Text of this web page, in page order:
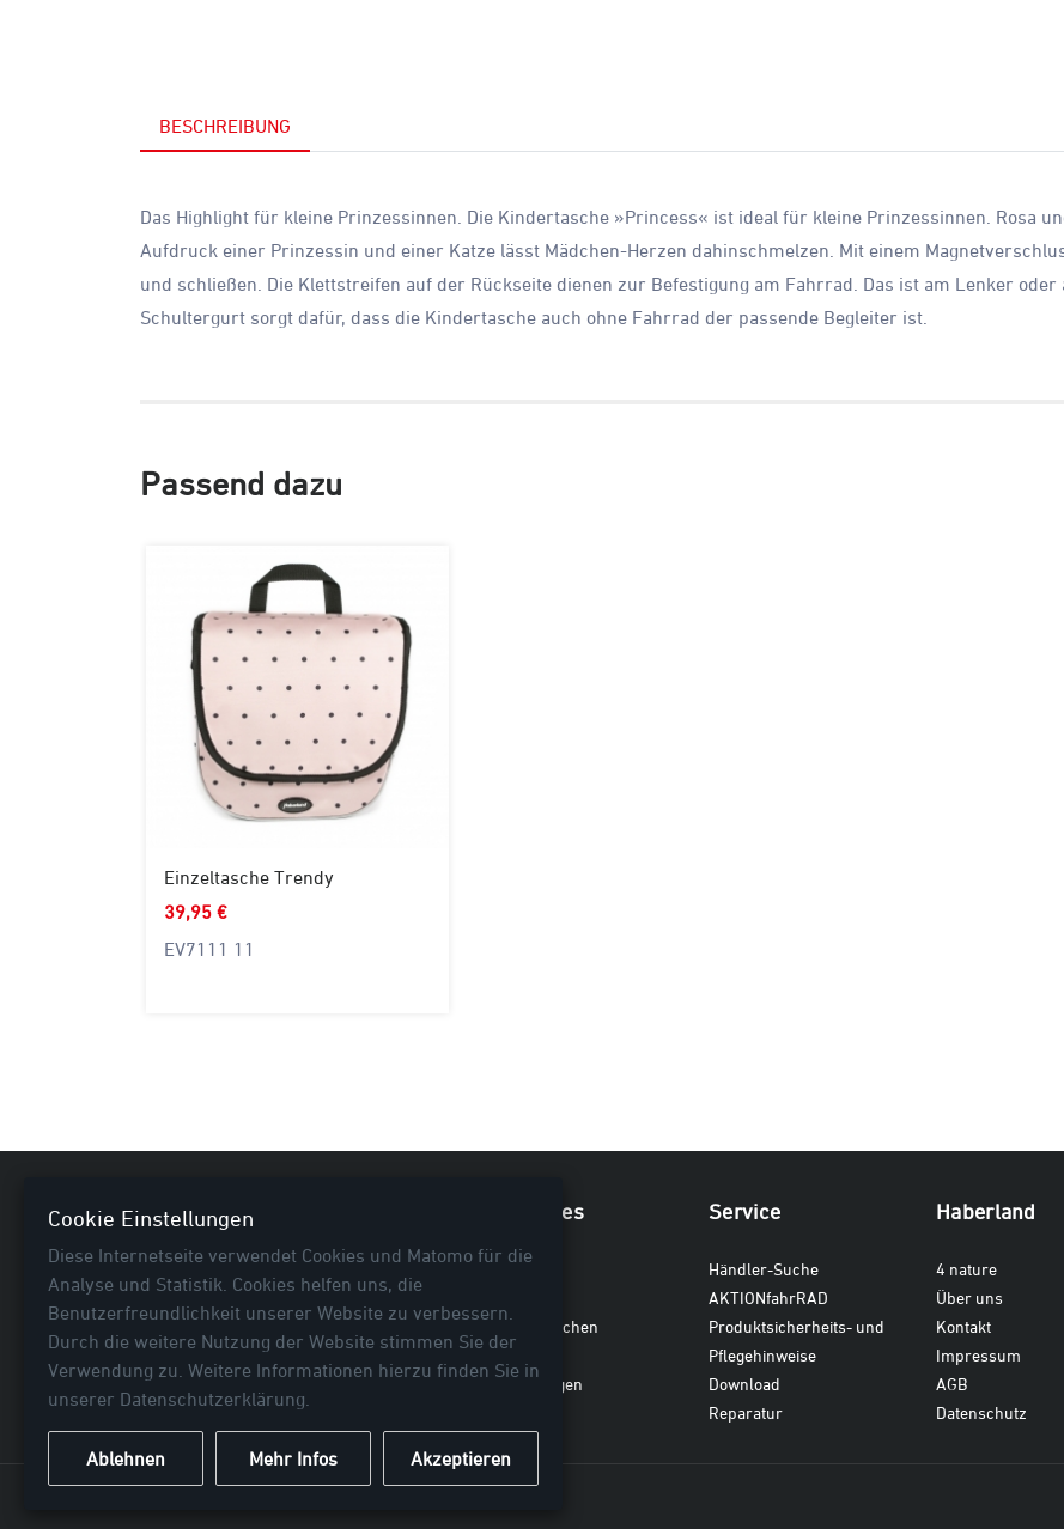
BESCHREIBUNG
Das Highlight für kleine Prinzessinnen. Die Kindertasche »Princess« ist ideal für kleine Prinzessinnen. Rosa
Aufdruck einer Prinzessin und einer Katze lässt Mädchen-Herzen dahinschmelzen. Mit einem
und schließen. Die Klettstreifen auf der Rückseite dienen zur Befestigung am Fahrrad. Das ist am Lenker
Schultergurt sorgt dafür, dass die Kindertasche auch ohne Fahrrad der passende Begleiter ist.
Passend dazu
Einzeltasche Trendy
39,95 €
EV7111 11
... mehr als Fahrradtaschen!
Nützliches
Neuheiten
Fahrradtaschen
Rubriken
Befestigungen
Service
Händler-Suche
AKTIONfahrRAD
Produktsicherheits- und
Pflegehinweise
Download
Reparatur
Haberland
4 nature
Über uns
Kontakt
Impressum
AGB
Datenschutz
Cookie Einstellungen
Diese Internetseite verwendet Cookies und Matomo für die
Analyse und Statistik. Cookies helfen uns, die
Benutzerfreundlichkeit unserer Website zu verbessern.
Durch die weitere Nutzung der Website stimmen Sie der
Verwendung zu. Weitere Informationen hierzu finden Sie in
unserer Datenschutzerklärung
Ablehnen Mehr Infos Akzeptieren